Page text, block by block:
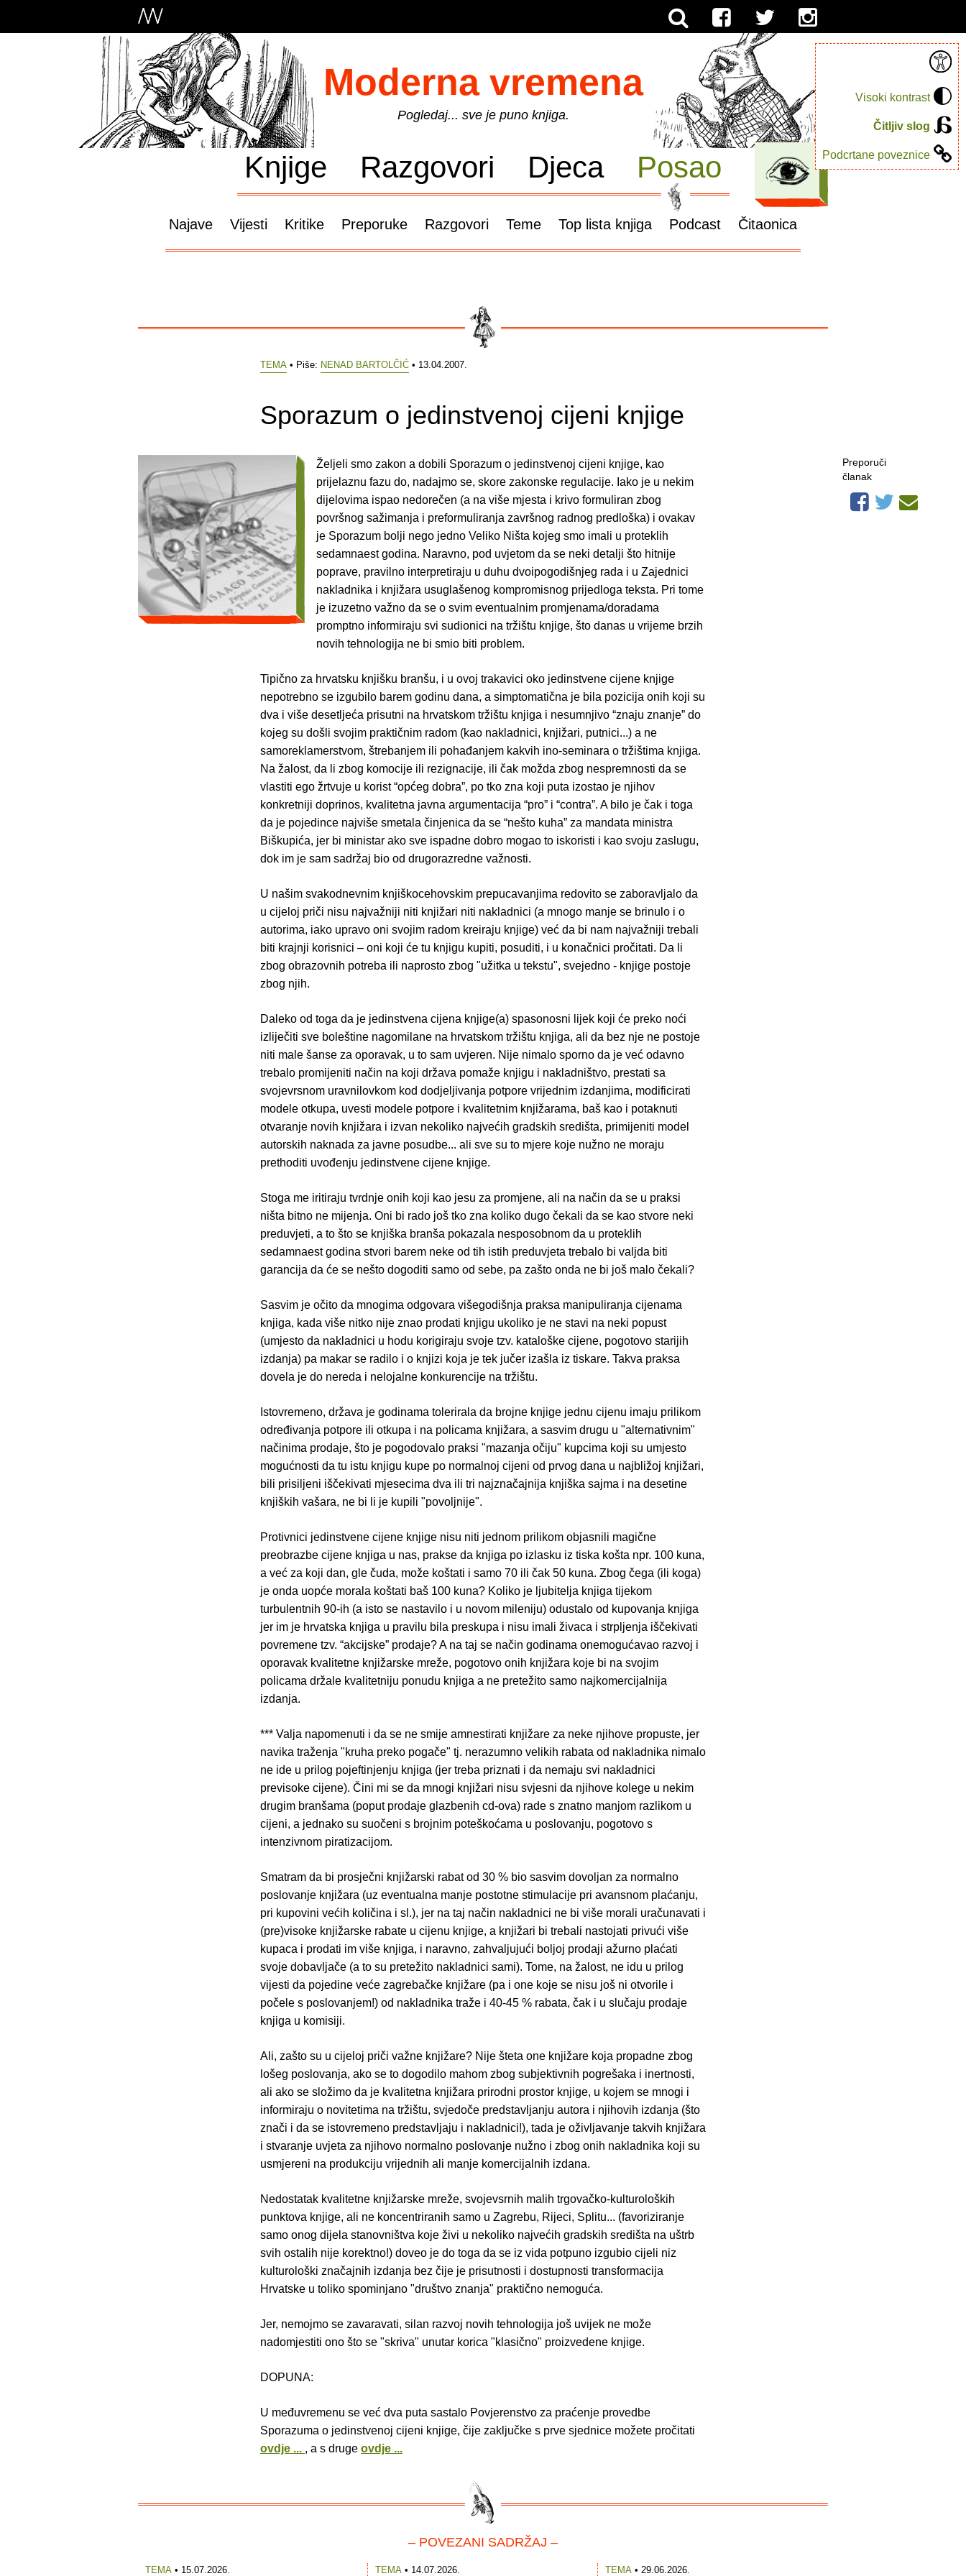
Visoki kontrast
Čitljiv slog
Podcrtane poveznice
Moderna vremena
Pogledaj... sve je puno knjiga.
Knjige Razgovori Djeca Posao
Najave Vijesti Kritike Preporuke Razgovori Teme Top lista knjiga Podcast Čitaonica
TEMA • Piše: NENAD BARTOLČIĆ • 13.04.2007.
Sporazum o jedinstvenoj cijeni knjige
Željeli smo zakon a dobili Sporazum o jedinstvenoj cijeni knjige, kao
prijelaznu fazu do, nadajmo se, skore zakonske regulacije. Iako je u nekim
dijelovima ispao nedorečen (a na više mjesta i krivo formuliran zbog
površnog sažimanja i preformuliranja završnog radnog predloška) i ovakav
je Sporazum bolji nego jedno Veliko Ništa kojeg smo imali u proteklih
sedamnaest godina. Naravno, pod uvjetom da se neki detalji što hitnije
poprave, pravilno interpretiraju u duhu dvoipogodišnjeg rada i u Zajednici
nakladnika i knjižara usuglašenog kompromisnog prijedloga teksta. Pri tome
je izuzetno važno da se o svim eventualnim promjenama/doradama
promptno informiraju svi sudionici na tržištu knjige, što danas u vrijeme brzih
novih tehnologija ne bi smio biti problem.
Tipično za hrvatsku knjišku branšu, i u ovoj trakavici oko jedinstvene cijene knjige
nepotrebno se izgubilo barem godinu dana, a simptomatična je bila pozicija onih koji su
dva i više desetljeća prisutni na hrvatskom tržištu knjiga i nesumnjivo “znaju znanje” do
kojeg su došli svojim praktičnim radom (kao nakladnici, knjižari, putnici...) a ne
samoreklamerstvom, štrebanjem ili pohađanjem kakvih ino-seminara o tržištima knjiga.
Na žalost, da li zbog komocije ili rezignacije, ili čak možda zbog nespremnosti da se
vlastiti ego žrtvuje u korist “općeg dobra”, po tko zna koji puta izostao je njihov
konkretniji doprinos, kvalitetna javna argumentacija “pro” i “contra”. A bilo je čak i toga
da je pojedince najviše smetala činjenica da se “nešto kuha” za mandata ministra
Biškupića, jer bi ministar ako sve ispadne dobro mogao to iskoristi i kao svoju zaslugu,
dok im je sam sadržaj bio od drugorazredne važnosti.
U našim svakodnevnim knjiškocehovskim prepucavanjima redovito se zaboravljalo da
u cijeloj priči nisu najvažniji niti knjižari niti nakladnici (a mnogo manje se brinulo i o
autorima, iako upravo oni svojim radom kreiraju knjige) već da bi nam najvažniji trebali
biti krajnji korisnici – oni koji će tu knjigu kupiti, posuditi, i u konačnici pročitati. Da li
zbog obrazovnih potreba ili naprosto zbog "užitka u tekstu", svejedno - knjige postoje
zbog njih.
Daleko od toga da je jedinstvena cijena knjige(a) spasonosni lijek koji će preko noći
izliječiti sve boleštine nagomilane na hrvatskom tržištu knjiga, ali da bez nje ne postoje
niti male šanse za oporavak, u to sam uvjeren. Nije nimalo sporno da je već odavno
trebalo promijeniti način na koji država pomaže knjigu i nakladništvo, prestati sa
svojevrsnom uravnilovkom kod dodjeljivanja potpore vrijednim izdanjima, modificirati
modele otkupa, uvesti modele potpore i kvalitetnim knjižarama, baš kao i potaknuti
otvaranje novih knjižara i izvan nekoliko najvećih gradskih središta, primijeniti model
autorskih naknada za javne posudbe... ali sve su to mjere koje nužno ne moraju
prethoditi uvođenju jedinstvene cijene knjige.
Stoga me iritiraju tvrdnje onih koji kao jesu za promjene, ali na način da se u praksi
ništa bitno ne mijenja. Oni bi rado još tko zna koliko dugo čekali da se kao stvore neki
preduvjeti, a to što se knjiška branša pokazala nesposobnom da u proteklih
sedamnaest godina stvori barem neke od tih istih preduvjeta trebalo bi valjda biti
garancija da će se nešto dogoditi samo od sebe, pa zašto onda ne bi još malo čekali?
Sasvim je očito da mnogima odgovara višegodišnja praksa manipuliranja cijenama
knjiga, kada više nitko nije znao prodati knjigu ukoliko je ne stavi na neki popust
(umjesto da nakladnici u hodu korigiraju svoje tzv. kataloške cijene, pogotovo starijih
izdanja) pa makar se radilo i o knjizi koja je tek jučer izašla iz tiskare. Takva praksa
dovela je do nereda i nelojalne konkurencije na tržištu.
Istovremeno, država je godinama tolerirala da brojne knjige jednu cijenu imaju prilikom
određivanja potpore ili otkupa i na policama knjižara, a sasvim drugu u "alternativnim"
načinima prodaje, što je pogodovalo praksi "mazanja očiju" kupcima koji su umjesto
mogućnosti da tu istu knjigu kupe po normalnoj cijeni od prvog dana u najbližoj knjižari,
bili prisiljeni iščekivati mjesecima dva ili tri najznačajnija knjiška sajma i na desetine
knjiških vašara, ne bi li je kupili "povoljnije".
Protivnici jedinstvene cijene knjige nisu niti jednom prilikom objasnili magične
preobrazbe cijene knjiga u nas, prakse da knjiga po izlasku iz tiska košta npr. 100 kuna,
a već za koji dan, gle čuda, može koštati i samo 70 ili čak 50 kuna. Zbog čega (ili koga)
je onda uopće morala koštati baš 100 kuna? Koliko je ljubitelja knjiga tijekom
turbulentnih 90-ih (a isto se nastavilo i u novom mileniju) odustalo od kupovanja knjiga
jer im je hrvatska knjiga u pravilu bila preskupa i nisu imali živaca i strpljenja iščekivati
povremene tzv. “akcijske” prodaje? A na taj se način godinama onemogućavao razvoj i
oporavak kvalitetne knjižarske mreže, pogotovo onih knjižara koje bi na svojim
policama držale kvalitetniju ponudu knjiga a ne pretežito samo najkomercijalnija
izdanja.
*** Valja napomenuti i da se ne smije amnestirati knjižare za neke njihove propuste, jer
navika traženja "kruha preko pogače" tj. nerazumno velikih rabata od nakladnika nimalo
ne ide u prilog pojeftinjenju knjiga (jer treba priznati i da nemaju svi nakladnici
previsoke cijene). Čini mi se da mnogi knjižari nisu svjesni da njihove kolege u nekim
drugim branšama (poput prodaje glazbenih cd-ova) rade s znatno manjom razlikom u
cijeni, a jednako su suočeni s brojnim poteškoćama u poslovanju, pogotovo s
intenzivnom piratizacijom.
Smatram da bi prosječni knjižarski rabat od 30 % bio sasvim dovoljan za normalno
poslovanje knjižara (uz eventualna manje postotne stimulacije pri avansnom plaćanju,
pri kupovini većih količina i sl.), jer na taj način nakladnici ne bi više morali uračunavati i
(pre)visoke knjižarske rabate u cijenu knjige, a knjižari bi trebali nastojati privući više
kupaca i prodati im više knjiga, i naravno, zahvaljujući boljoj prodaji ažurno plaćati
svoje dobavljače (a to su pretežito nakladnici sami). Tome, na žalost, ne idu u prilog
vijesti da pojedine veće zagrebačke knjižare (pa i one koje se nisu još ni otvorile i
počele s poslovanjem!) od nakladnika traže i 40-45 % rabata, čak i u slučaju prodaje
knjiga u komisiji.
Ali, zašto su u cijeloj priči važne knjižare? Nije šteta one knjižare koja propadne zbog
lošeg poslovanja, ako se to dogodilo mahom zbog subjektivnih pogrešaka i inertnosti,
ali ako se složimo da je kvalitetna knjižara prirodni prostor knjige, u kojem se mnogi i
informiraju o novitetima na tržištu, svjedoče predstavljanju autora i njihovih izdanja (što
znači i da se istovremeno predstavljaju i nakladnici!), tada je oživljavanje takvih knjižara
i stvaranje uvjeta za njihovo normalno poslovanje nužno i zbog onih nakladnika koji su
usmjereni na produkciju vrijednih ali manje komercijalnih izdana.
Nedostatak kvalitetne knjižarske mreže, svojevsrnih malih trgovačko-kulturoloških
punktova knjige, ali ne koncentriranih samo u Zagrebu, Rijeci, Splitu... (favoriziranje
samo onog dijela stanovništva koje živi u nekoliko najvećih gradskih središta na uštrb
svih ostalih nije korektno!) doveo je do toga da se iz vida potpuno izgubio cijeli niz
kulturološki značajnih izdanja bez čije je prisutnosti i dostupnosti transformacija
Hrvatske u toliko spominjano "društvo znanja" praktično nemoguća.
Jer, nemojmo se zavaravati, silan razvoj novih tehnologija još uvijek ne može
nadomjestiti ono što se "skriva" unutar korica "klasično" proizvedene knjige.
DOPUNA:
U međuvremenu se već dva puta sastalo Povjerenstvo za praćenje provedbe
Sporazuma o jedinstvenoj cijeni knjige, čije zaključke s prve sjednice možete pročitati
ovdje ... , a s druge ovdje ...
Preporuči
članak
– POVEZANI SADRŽAJ –
TEMA• 15.07.2026. TEMA• 14.07.2026. TEMA• 29.06.2026.